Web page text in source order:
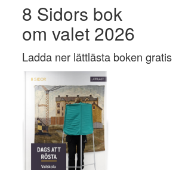
8 Sidors bok
om valet 2026
Ladda ner lättlästa boken gratis